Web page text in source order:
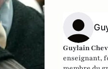
Guylain
enseignant,